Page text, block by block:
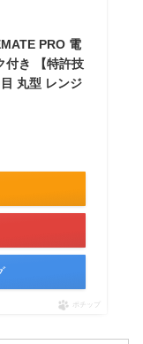
PRO 電
付き 【特許技
丸型 レンジ
ポチップ